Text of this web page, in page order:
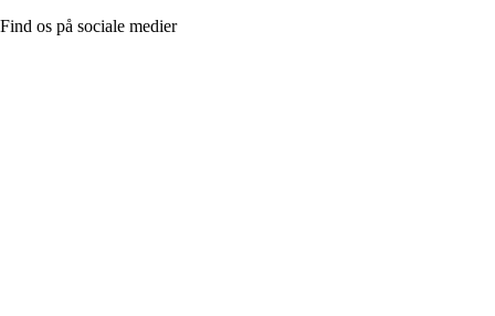
Find os på sociale medier